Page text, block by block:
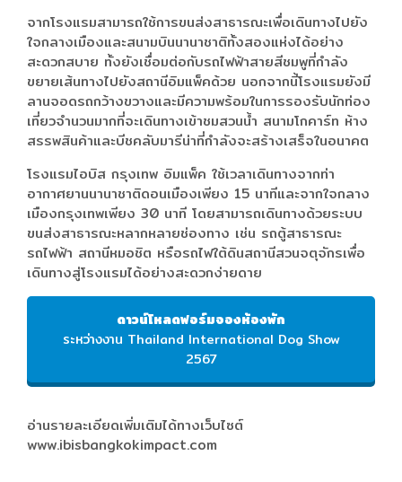
จากโรงแรมสามารถใช้การขนส่งสาธารณะเพื่อเดินทางไปยัง
ใจกลางเมืองและสนามบินนานาชาติทั้งสองแห่งได้อย่าง
สะดวกสบาย ทั้งยังเชื่อมต่อกับรถไฟฟ้าสายสีชมพูที่กำลัง
ขยายเส้นทางไปยังสถานีอิมแพ็คด้วย นอกจากนี้โรงแรมยังมี
ลานจอดรถกว้างขวางและมีความพร้อมในการรองรับนักท่อง
เที่ยวจำนวนมากที่จะเดินทางเข้าชมสวนน้ำ สนามโกคาร์ท ห้าง
สรรพสินค้าและบีชคลับมารีน่าที่กำลังจะสร้างเสร็จในอนาคต
โรงแรมไอบิส กรุงเทพ อิมแพ็ค ใช้เวลาเดินทางจากท่า
อากาศยานนานาชาติดอนเมืองเพียง 15 นาทีและจากใจกลาง
เมืองกรุงเทพเพียง 30 นาที โดยสามารถเดินทางด้วยระบบ
ขนส่งสาธารณะหลากหลายช่องทาง เช่น รถตู้สาธารณะ
รถไฟฟ้า สถานีหมอชิต หรือรถไฟใต้ดินสถานีสวนจตุจักรเพื่อ
เดินทางสู่โรงแรมได้อย่างสะดวกง่ายดาย
ดาวน์โหลดฟอร์มจองห้องพัก
ระหว่างงาน Thailand International Dog Show
2567
อ่านรายละเอียดเพิ่มเติมได้ทางเว็บไซต์
www.ibisbangkokimpact.com